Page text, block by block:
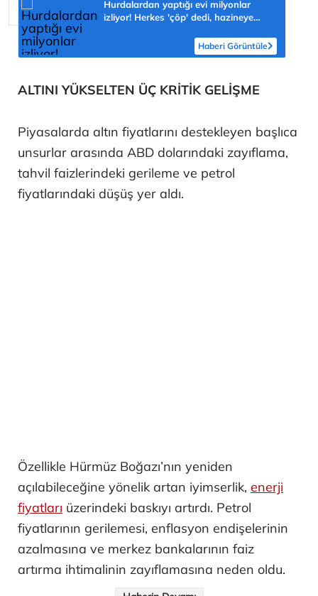
Hurdalardan yaptığı evi milyonlar
izliyor! Herkes 'çöp' dedi, hazineye
Haberi Görüntüle
ALTINI YÜKSELTEN ÜÇ KRİTİK GELİŞME
Piyasalarda altın fiyatlarını destekleyen başlıca
unsurlar arasında ABD dolarındaki zayıflama,
tahvil faizlerindeki gerileme ve petrol
fiyatlarındaki düşüş yer aldı.
Özellikle Hürmüz Boğazı’nın yeniden
açılabileceğine yönelik artan iyimserlik, enerji
fiyatları üzerindeki baskıyı artırdı. Petrol
fiyatlarının gerilemesi, enflasyon endişelerinin
azalmasına ve merkez bankalarının faiz
artırma ihtimalinin zayıflamasına neden oldu.